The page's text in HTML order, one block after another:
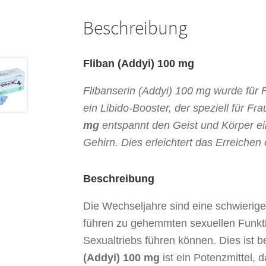
Beschreibung
Fliban (Addyi) 100 mg
Flibanserin (Addyi) 100 mg wurde für
ein Libido-Booster, der speziell für
mg entspannt den Geist und Körper
Gehirn. Dies erleichtert das Erreichen
Beschreibung
Die Wechseljahre sind eine
führen zu gehemmten sexuellen
Sexualtriebs führen können. Dies ist
(Addyi) 100 mg ist ein Potenzmittel,